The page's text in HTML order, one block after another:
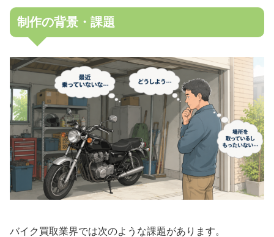
制作の背景・課題
バイク買取業界では次のような課題があります。